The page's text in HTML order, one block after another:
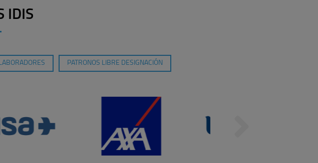
IDIS
PATRONOS LIBRE DESIGNACIÓN